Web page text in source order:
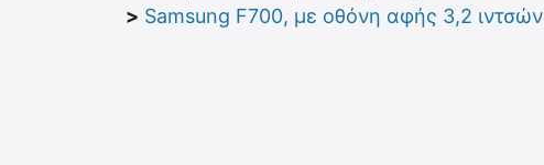
> Samsung F700, με οθόνη αφής 3,2 ιντσών